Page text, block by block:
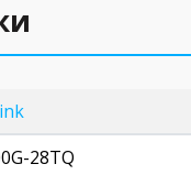
28TQ